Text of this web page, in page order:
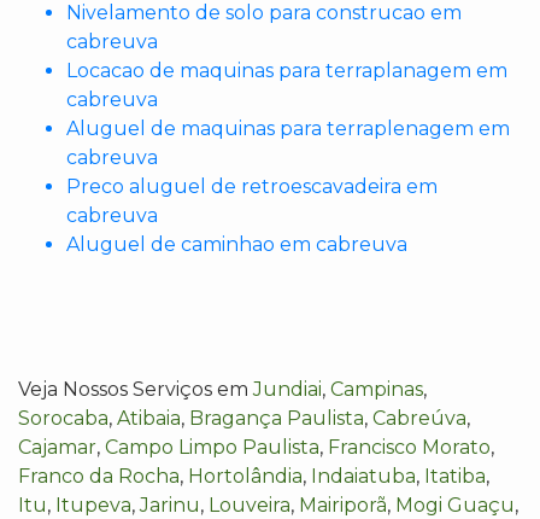
Nivelamento de solo para construcao em
cabreuva
Locacao de maquinas para terraplanagem em
cabreuva
Aluguel de maquinas para terraplenagem em
cabreuva
Preco aluguel de retroescavadeira em
cabreuva
Aluguel de caminhao em cabreuva
Veja Nossos Serviços emJundiai, Campinas,
Sorocaba, Atibaia, Bragança Paulista, Cabreúva,
Cajamar, Campo Limpo Paulista, Francisco Morato,
Franco da Rocha, Hortolândia, Indaiatuba, Itatiba,
Itu, Itupeva,Jarinu, Louveira, Mairiporã, Mogi Guaçu,